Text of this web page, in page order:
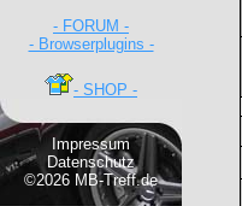
- FORUM -
- Browserplugins -
- SHOP -
Impressum
Datenschutz
©2026 MB-Treff.de